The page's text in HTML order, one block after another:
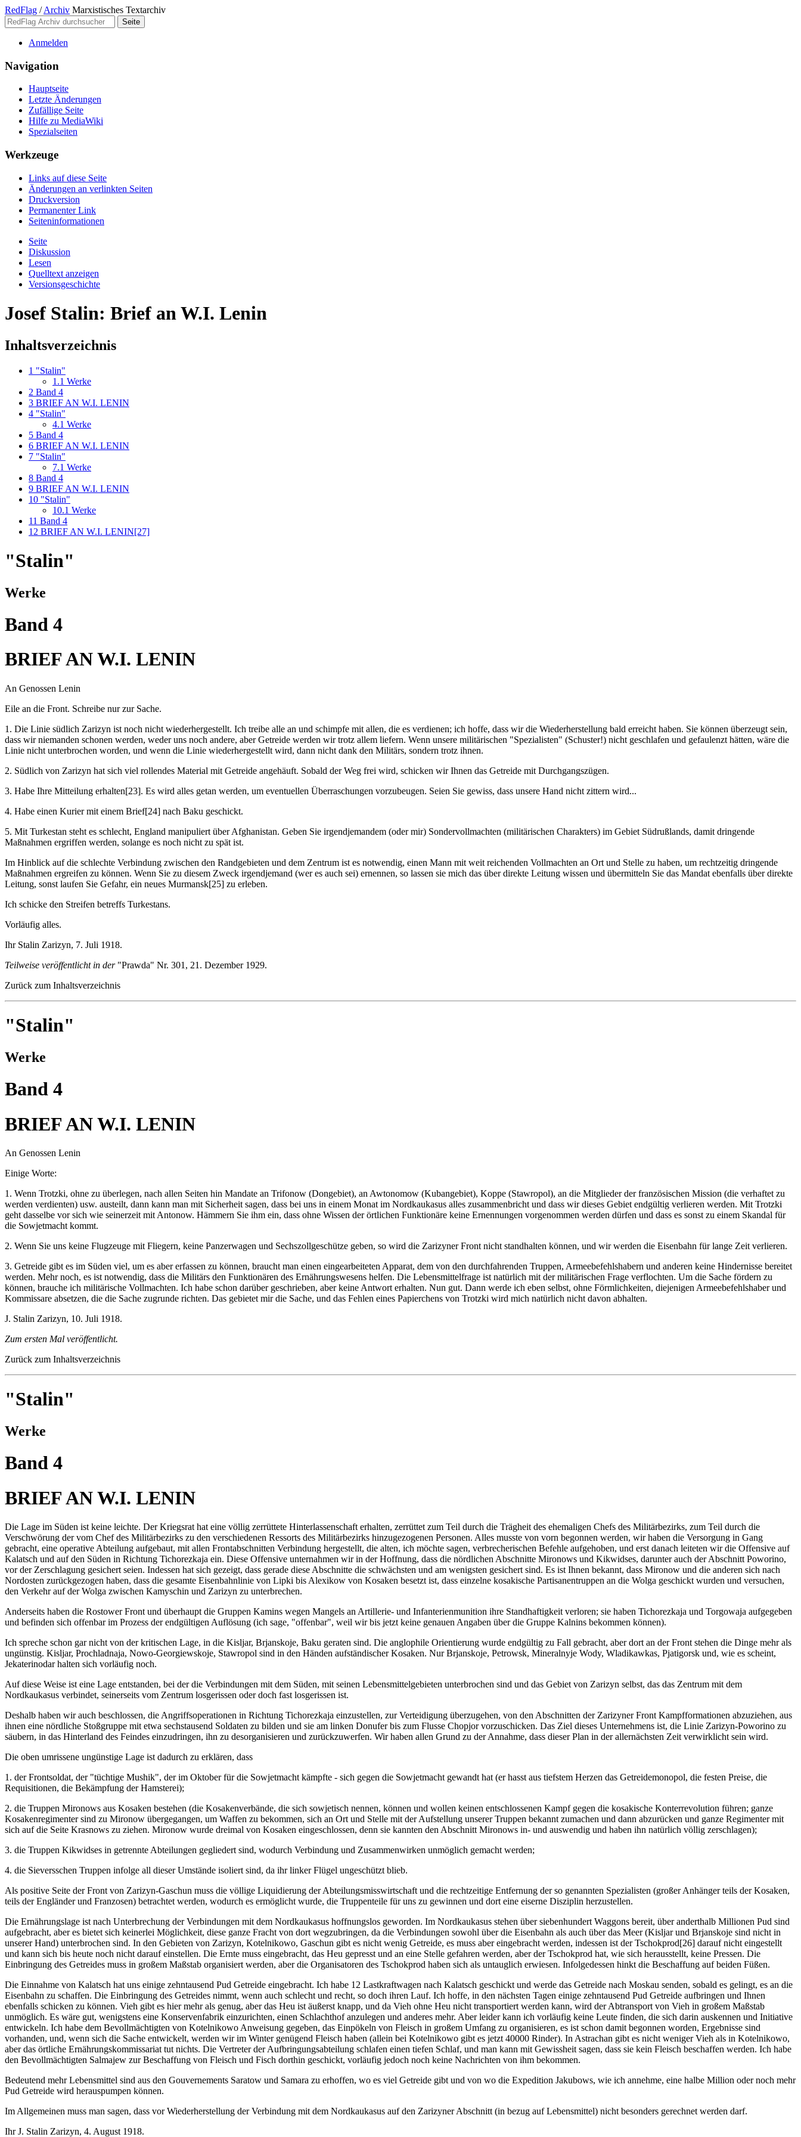
RedFlag / Archiv Marxistisches Textarchiv
Anmelden
Navigation
Hauptseite
Letzte Änderungen
Zufällige Seite
Hilfe zu MediaWiki
Spezialseiten
Werkzeuge
Links auf diese Seite
Änderungen an verlinkten Seiten
Druckversion
Permanenter Link
Seiten­­informationen
Seite
Diskussion
Lesen
Quelltext anzeigen
Versionsgeschichte
Josef Stalin: Brief an W.I. Lenin
Inhaltsverzeichnis
1 "Stalin"
1.1 Werke
2 Band 4
3 BRIEF AN W.I. LENIN
4 "Stalin"
4.1 Werke
5 Band 4
6 BRIEF AN W.I. LENIN
7 "Stalin"
7.1 Werke
8 Band 4
9 BRIEF AN W.I. LENIN
10 "Stalin"
10.1 Werke
11 Band 4
12 BRIEF AN W.I. LENIN[27]
"Stalin"
Werke
Band 4
BRIEF AN W.I. LENIN
An Genossen Lenin
Eile an die Front. Schreibe nur zur Sache.
1. Die Linie südlich Zarizyn ist noch nicht wiederhergestellt. Ich treibe alle an und schimpfe mit allen, die es verdienen; ich hoffe, dass wir die Wiederherstellung bald erreicht haben. Sie können überzeugt sein,
dass wir niemanden schonen werden, weder uns noch andere, aber Getreide werden wir trotz allem liefern. Wenn unsere militärischen "Spezialisten" (Schuster!) nicht geschlafen und gefaulenzt hätten, wäre die
Linie nicht unterbrochen worden, und wenn die Linie wiederhergestellt wird, dann nicht dank den Militärs, sondern trotz ihnen.
2. Südlich von Zarizyn hat sich viel rollendes Material mit Getreide angehäuft. Sobald der Weg frei wird, schicken wir Ihnen das Getreide mit Durchgangszügen.
3. Habe Ihre Mitteilung erhalten[23]. Es wird alles getan werden, um eventuellen Überraschungen vorzubeugen. Seien Sie gewiss, dass unsere Hand nicht zittern wird...
4. Habe einen Kurier mit einem Brief[24] nach Baku geschickt.
5. Mit Turkestan steht es schlecht, England manipuliert über Afghanistan. Geben Sie irgendjemandem (oder mir) Sondervollmachten (militärischen Charakters) im Gebiet Südrußlands, damit dringende
Maßnahmen ergriffen werden, solange es noch nicht zu spät ist.
Im Hinblick auf die schlechte Verbindung zwischen den Randgebieten und dem Zentrum ist es notwendig, einen Mann mit weit reichenden Vollmachten an Ort und Stelle zu haben, um rechtzeitig dringende
Maßnahmen ergreifen zu können. Wenn Sie zu diesem Zweck irgendjemand (wer es auch sei) ernennen, so lassen sie mich das über direkte Leitung wissen und übermitteln Sie das Mandat ebenfalls über direkte
Leitung, sonst laufen Sie Gefahr, ein neues Murmansk[25] zu erleben.
Ich schicke den Streifen betreffs Turkestans.
Vorläufig alles.
Ihr Stalin Zarizyn, 7. Juli 1918.
Teilweise veröffentlicht in der"Prawda" Nr. 301, 21. Dezember 1929.
Zurück zum Inhaltsverzeichnis
"Stalin"
Werke
Band 4
BRIEF AN W.I. LENIN
An Genossen Lenin
Einige Worte:
1. Wenn Trotzki, ohne zu überlegen, nach allen Seiten hin Mandate an Trifonow (Dongebiet), an Awtonomow (Kubangebiet), Koppe (Stawropol), an die Mitglieder der französischen Mission (die verhaftet zu
werden verdienten) usw. austeilt, dann kann man mit Sicherheit sagen, dass bei uns in einem Monat im Nordkaukasus alles zusammenbricht und dass wir dieses Gebiet endgültig verlieren werden. Mit Trotzki
geht dasselbe vor sich wie seinerzeit mit Antonow. Hämmern Sie ihm ein, dass ohne Wissen der örtlichen Funktionäre keine Ernennungen vorgenommen werden dürfen und dass es sonst zu einem Skandal für
die Sowjetmacht kommt.
2. Wenn Sie uns keine Flugzeuge mit Fliegern, keine Panzerwagen und Sechszollgeschütze geben, so wird die Zarizyner Front nicht standhalten können, und wir werden die Eisenbahn für lange Zeit verlieren.
3. Getreide gibt es im Süden viel, um es aber erfassen zu können, braucht man einen eingearbeiteten Apparat, dem von den durchfahrenden Truppen, Armeebefehlshabern und anderen keine Hindernisse bereitet
werden. Mehr noch, es ist notwendig, dass die Militärs den Funktionären des Ernährungswesens helfen. Die Lebensmittelfrage ist natürlich mit der militärischen Frage verflochten. Um die Sache fördern zu
können, brauche ich militärische Vollmachten. Ich habe schon darüber geschrieben, aber keine Antwort erhalten. Nun gut. Dann werde ich eben selbst, ohne Förmlichkeiten, diejenigen Armeebefehlshaber und
Kommissare absetzen, die die Sache zugrunde richten. Das gebietet mir die Sache, und das Fehlen eines Papierchens von Trotzki wird mich natürlich nicht davon abhalten.
J. Stalin Zarizyn, 10. Juli 1918.
Zum ersten Mal veröffentlicht.
Zurück zum Inhaltsverzeichnis
"Stalin"
Werke
Band 4
BRIEF AN W.I. LENIN
Die Lage im Süden ist keine leichte. Der Kriegsrat hat eine völlig zerrüttete Hinterlassenschaft erhalten, zerrüttet zum Teil durch die Trägheit des ehemaligen Chefs des Militärbezirks, zum Teil durch die
Verschwörung der vom Chef des Militärbezirks zu den verschiedenen Ressorts des Militärbezirks hinzugezogenen Personen. Alles musste von vorn begonnen werden, wir haben die Versorgung in Gang
gebracht, eine operative Abteilung aufgebaut, mit allen Frontabschnitten Verbindung hergestellt, die alten, ich möchte sagen, verbrecherischen Befehle aufgehoben, und erst danach leiteten wir die Offensive auf
Kalatsch und auf den Süden in Richtung Tichorezkaja ein. Diese Offensive unternahmen wir in der Hoffnung, dass die nördlichen Abschnitte Mironows und Kikwidses, darunter auch der Abschnitt Poworino,
vor der Zerschlagung gesichert seien. Indessen hat sich gezeigt, dass gerade diese Abschnitte die schwächsten und am wenigsten gesichert sind. Es ist Ihnen bekannt, dass Mironow und die anderen sich nach
Nordosten zurückgezogen haben, dass die gesamte Eisenbahnlinie von Lipki bis Alexikow von Kosaken besetzt ist, dass einzelne kosakische Partisanentruppen an die Wolga geschickt wurden und versuchen,
den Verkehr auf der Wolga zwischen Kamyschin und Zarizyn zu unterbrechen.
Anderseits haben die Rostower Front und überhaupt die Gruppen Kamins wegen Mangels an Artillerie- und Infanterienmunition ihre Standhaftigkeit verloren; sie haben Tichorezkaja und Torgowaja aufgegeben
und befinden sich offenbar im Prozess der endgültigen Auflösung (ich sage, "offenbar", weil wir bis jetzt keine genauen Angaben über die Gruppe Kalnins bekommen können).
Ich spreche schon gar nicht von der kritischen Lage, in die Kisljar, Brjanskoje, Baku geraten sind. Die anglophile Orientierung wurde endgültig zu Fall gebracht, aber dort an der Front stehen die Dinge mehr als
ungünstig. Kisljar, Prochladnaja, Nowo-Georgiewskoje, Stawropol sind in den Händen aufständischer Kosaken. Nur Brjanskoje, Petrowsk, Mineralnyje Wody, Wladikawkas, Pjatigorsk und, wie es scheint,
Jekaterinodar halten sich vorläufig noch.
Auf diese Weise ist eine Lage entstanden, bei der die Verbindungen mit dem Süden, mit seinen Lebensmittelgebieten unterbrochen sind und das Gebiet von Zarizyn selbst, das das Zentrum mit dem
Nordkaukasus verbindet, seinerseits vom Zentrum losgerissen oder doch fast losgerissen ist.
Deshalb haben wir auch beschlossen, die Angriffsoperationen in Richtung Tichorezkaja einzustellen, zur Verteidigung überzugehen, von den Abschnitten der Zarizyner Front Kampfformationen abzuziehen, aus
ihnen eine nördliche Stoßgruppe mit etwa sechstausend Soldaten zu bilden und sie am linken Donufer bis zum Flusse Chopjor vorzuschicken. Das Ziel dieses Unternehmens ist, die Linie Zarizyn-Poworino zu
säubern, in das Hinterland des Feindes einzudringen, ihn zu desorganisieren und zurückzuwerfen. Wir haben allen Grund zu der Annahme, dass dieser Plan in der allernächsten Zeit verwirklicht sein wird.
Die oben umrissene ungünstige Lage ist dadurch zu erklären, dass
1. der Frontsoldat, der "tüchtige Mushik", der im Oktober für die Sowjetmacht kämpfte - sich gegen die Sowjetmacht gewandt hat (er hasst aus tiefstem Herzen das Getreidemonopol, die festen Preise, die
Requisitionen, die Bekämpfung der Hamsterei);
2. die Truppen Mironows aus Kosaken bestehen (die Kosakenverbände, die sich sowjetisch nennen, können und wollen keinen entschlossenen Kampf gegen die kosakische Konterrevolution führen; ganze
Kosakenregimenter sind zu Mironow übergegangen, um Waffen zu bekommen, sich an Ort und Stelle mit der Aufstellung unserer Truppen bekannt zumachen und dann abzurücken und ganze Regimenter mit
sich auf die Seite Krasnows zu ziehen. Mironow wurde dreimal von Kosaken eingeschlossen, denn sie kannten den Abschnitt Mironows in- und auswendig und haben ihn natürlich völlig zerschlagen);
3. die Truppen Kikwidses in getrennte Abteilungen gegliedert sind, wodurch Verbindung und Zusammenwirken unmöglich gemacht werden;
4. die Sieversschen Truppen infolge all dieser Umstände isoliert sind, da ihr linker Flügel ungeschützt blieb.
Als positive Seite der Front von Zarizyn-Gaschun muss die völlige Liquidierung der Abteilungsmisswirtschaft und die rechtzeitige Entfernung der so genannten Spezialisten (großer Anhänger teils der Kosaken,
teils der Engländer und Franzosen) betrachtet werden, wodurch es ermöglicht wurde, die Truppenteile für uns zu gewinnen und dort eine eiserne Disziplin herzustellen.
Die Ernährungslage ist nach Unterbrechung der Verbindungen mit dem Nordkaukasus hoffnungslos geworden. Im Nordkaukasus stehen über siebenhundert Waggons bereit, über anderthalb Millionen Pud sind
aufgebracht, aber es bietet sich keinerlei Möglichkeit, diese ganze Fracht von dort wegzubringen, da die Verbindungen sowohl über die Eisenbahn als auch über das Meer (Kisljar und Brjanskoje sind nicht in
unserer Hand) unterbrochen sind. In den Gebieten von Zarizyn, Kotelnikowo, Gaschun gibt es nicht wenig Getreide, es muss aber eingebracht werden, indessen ist der Tschokprod[26] darauf nicht eingestellt
und kann sich bis heute noch nicht darauf einstellen. Die Ernte muss eingebracht, das Heu gepresst und an eine Stelle gefahren werden, aber der Tschokprod hat, wie sich herausstellt, keine Pressen. Die
Einbringung des Getreides muss in großem Maßstab organisiert werden, aber die Organisatoren des Tschokprod haben sich als untauglich erwiesen. Infolgedessen hinkt die Beschaffung auf beiden Füßen.
Die Einnahme von Kalatsch hat uns einige zehntausend Pud Getreide eingebracht. Ich habe 12 Lastkraftwagen nach Kalatsch geschickt und werde das Getreide nach Moskau senden, sobald es gelingt, es an die
Eisenbahn zu schaffen. Die Einbringung des Getreides nimmt, wenn auch schlecht und recht, so doch ihren Lauf. Ich hoffe, in den nächsten Tagen einige zehntausend Pud Getreide aufbringen und Ihnen
ebenfalls schicken zu können. Vieh gibt es hier mehr als genug, aber das Heu ist äußerst knapp, und da Vieh ohne Heu nicht transportiert werden kann, wird der Abtransport von Vieh in großem Maßstab
unmöglich. Es wäre gut, wenigstens eine Konservenfabrik einzurichten, einen Schlachthof anzulegen und anderes mehr. Aber leider kann ich vorläufig keine Leute finden, die sich darin auskennen und Initiative
entwickeln. Ich habe dem Bevollmächtigten von Kotelnikowo Anweisung gegeben, das Einpökeln von Fleisch in großem Umfang zu organisieren, es ist schon damit begonnen worden, Ergebnisse sind
vorhanden, und, wenn sich die Sache entwickelt, werden wir im Winter genügend Fleisch haben (allein bei Kotelnikowo gibt es jetzt 40000 Rinder). In Astrachan gibt es nicht weniger Vieh als in Kotelnikowo,
aber das örtliche Ernährungskommissariat tut nichts. Die Vertreter der Aufbringungsabteilung schlafen einen tiefen Schlaf, und man kann mit Gewissheit sagen, dass sie kein Fleisch beschaffen werden. Ich habe
den Bevollmächtigten Salmajew zur Beschaffung von Fleisch und Fisch dorthin geschickt, vorläufig jedoch noch keine Nachrichten von ihm bekommen.
Bedeutend mehr Lebensmittel sind aus den Gouvernements Saratow und Samara zu erhoffen, wo es viel Getreide gibt und von wo die Expedition Jakubows, wie ich annehme, eine halbe Million oder noch mehr
Pud Getreide wird herauspumpen können.
Im Allgemeinen muss man sagen, dass vor Wiederherstellung der Verbindung mit dem Nordkaukasus auf den Zarizyner Abschnitt (in bezug auf Lebensmittel) nicht besonders gerechnet werden darf.
Ihr J. Stalin Zarizyn, 4. August 1918.